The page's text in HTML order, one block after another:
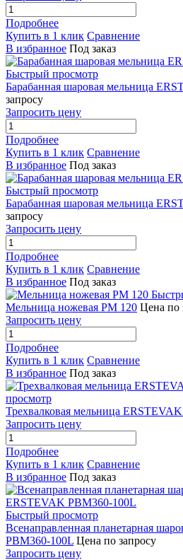
Подробнее
Купить в 1 клик Сравнение
В избранное Под заказ
Быстрый просмотр
Барабанная шаровая мельница
запросу
Запросить цену
Подробнее
Купить в 1 клик Сравнение
В избранное Под заказ
Быстрый просмотр
Барабанная шаровая мельница
запросу
Запросить цену
Подробнее
Купить в 1 клик Сравнение
В избранное Под заказ
Мельница ножевая РМ 120 Цена по
Запросить цену
Подробнее
Купить в 1 клик Сравнение
В избранное Под заказ
просмотр
Трехвалковая мельница
Запросить цену
Подробнее
Купить в 1 клик Сравнение
В избранное Под заказ
Быстрый просмотр
Всенаправленная планетарная
PBM360-100L Цена по запросу
Запросить цену